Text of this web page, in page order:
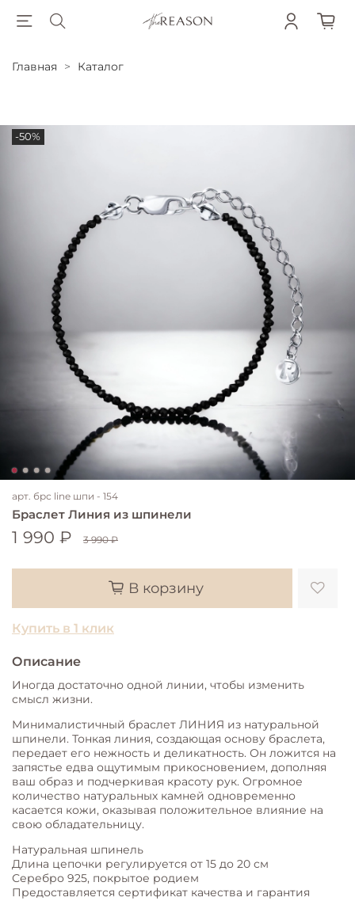
Главная Каталог
-50%
арт. брс line шпи - 154
Браслет Линия из шпинели
1 990 ₽ 3 990 ₽
В корзину
Купить в 1 клик
Описание
Иногда достаточно одной линии, чтобы изменить
смысл жизни.
Минималистичный браслет ЛИНИЯ из натуральной
шпинели. Тонкая линия, создающая основу браслета,
передает его нежность и деликатность. Он ложится на
запястье едва ощутимым прикосновением, дополняя
ваш образ и подчеркивая красоту рук. Огромное
количество натуральных камней одновременно
касается кожи, оказывая положительное влияние на
свою обладательницу.
Натуральная шпинель
Длина цепочки регулируется от 15 до 20 см
Серебро 925, покрытое родием
Предоставляется сертификат качества и гарантия